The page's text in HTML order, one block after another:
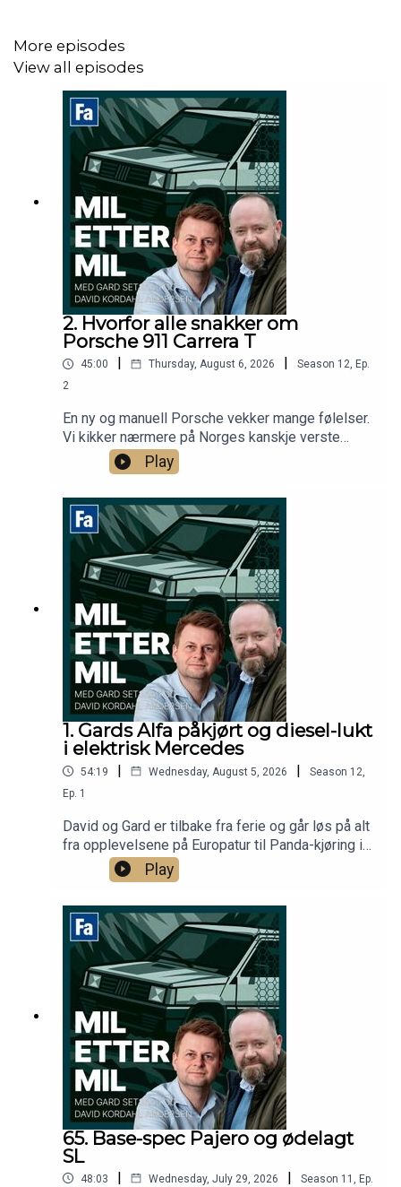
More episodes
View all episodes
2. Hvorfor alle snakker om
Porsche 911 Carrera T
45:00 Thursday, August 6, 2026 Season 12, Ep.
2
En ny og manuell Porsche vekker mange følelser.
Vi kikker nærmere på Norges kanskje verste
Lada, mens Gard avslører to kardinalfeil fra
bilturen i Europa.
Play
1. Gards Alfa påkjørt og diesel-lukt
i elektrisk Mercedes
54:19 | Wednesday, August 5, 2026 | Season 12
Ep. 1
David og Gard er tilbake fra ferie og går løs på alt
fra opplevelsene på Europatur til Panda-kjøring i
Oslo - og det blir Mercedes-nyheter.
Play
65. Base-spec Pajero og ødelagt
SL
48:03 | Wednesday, July 29, 2026 | Season 11 Ep.